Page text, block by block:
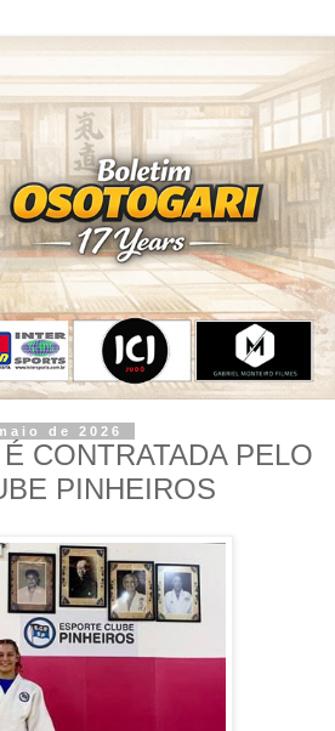
de 2026
CONTRATADA PELO
PINHEIROS